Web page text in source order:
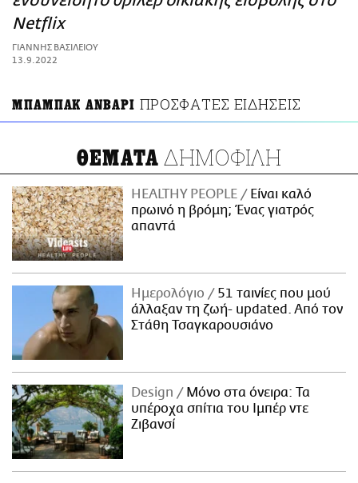
ΑΜΠΑ
PRINT
Netflix
ΓΙΑΝΝΗΣ ΒΑΣΙΛΕΙΟΥ
13.9.2022
ΜΠΑΜΠΑΚ ΑΝΒΑΡΙ ΠΡΟΣΦΑΤΕΣ ΕΙΔΗΣΕΙΣ
ΘΕΜΑΤΑ ΔΗΜΟΦΙΛΗ
HEALTHY PEOPLE
Είναι καλό
πρωινό η βρόμη; Ένας γιατρός
απαντά
Ημερολόγιο
51 ταινίες που μού
άλλαξαν τη ζωή- updated. Aπό τον
Στάθη Τσαγκαρουσιάνο
Design
Μόνο στα όνειρα: Τα
υπέροχα σπίτια του Ιμπέρ ντε
Ζιβανσί